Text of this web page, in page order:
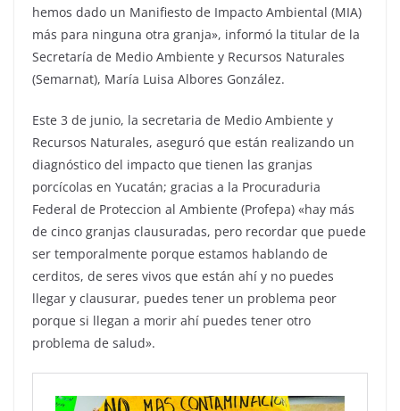
hemos dado un Manifiesto de Impacto Ambiental (MIA)
más para ninguna otra granja», informó la titular de la
Secretaría de Medio Ambiente y Recursos Naturales
(Semarnat), María Luisa Albores González.
Este 3 de junio, la secretaria de Medio Ambiente y
Recursos Naturales, aseguró que están realizando un
diagnóstico del impacto que tienen las granjas
porcícolas en Yucatán; gracias a la Procuraduria
Federal de Proteccion al Ambiente (Profepa) «hay más
de cinco granjas clausuradas, pero recordar que puede
ser temporalmente porque estamos hablando de
cerditos, de seres vivos que están ahí y no puedes
llegar y clausurar, puedes tener un problema peor
porque si llegan a morir ahí puedes tener otro
problema de salud».